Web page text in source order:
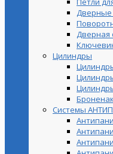
Дверные
Дверная
Цилиндры
Системы